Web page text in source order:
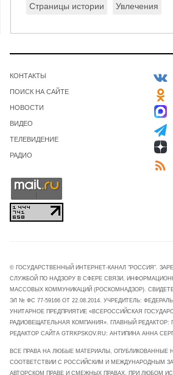
Страницы истории Увлечения
КОНТАКТЫ
ПОИСК НА САЙТЕ
НОВОСТИ
ВИДЕО
ТЕЛЕВИДЕНИЕ
РАДИО
© ГОСУДАРСТВЕННЫЙ ИНТЕРНЕТ-КАНАЛ "РОССИЯ".
СЛУЖБОЙ ПО НАДЗОРУ В СФЕРЕ СВЯЗИ,
МАССОВЫХ КОММУНИКАЦИЙ (РОСКОМНАДЗОР).
ЭЛ № ФС 77-59166 ОТ 22.08.2014. УЧРЕДИТЕЛЬ:
УНИТАРНОЕ ПРЕДПРИЯТИЕ «ВСЕРОССИЙСКАЯ
РАДИОВЕЩАТЕЛЬНАЯ КОМПАНИЯ». ГЛАВНЫЙ РЕДАКТОР:
РЕДАКТОР САЙТА GTRKPSKOV.RU: АНТИПИНА АННА
ВСЕ ПРАВА НА ЛЮБЫЕ МАТЕРИАЛЫ, ОПУБЛИКОВАННЫЕ
СООТВЕТСТВИИ С РОССИЙСКИМ И МЕЖДУНАРОДНЫМ
АВТОРСКОМ ПРАВЕ И СМЕЖНЫХ ПРАВАХ. ПРИ ЛЮБОМ